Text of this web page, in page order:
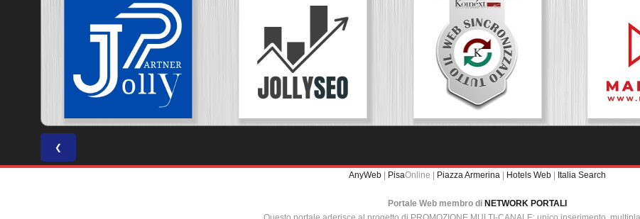
❮
AnyWeb | PisaOnline | Piazza Armerina | Hotels Web | Italia Search
Portale Web membro di NETWORK PORTALI